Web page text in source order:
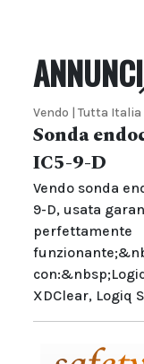
ANNUNCI
Vendo | Tutta Italia
Sonda
IC5-9-D
Vendo sonda
9-D, usata
perfettamente
XDClear, Logiq